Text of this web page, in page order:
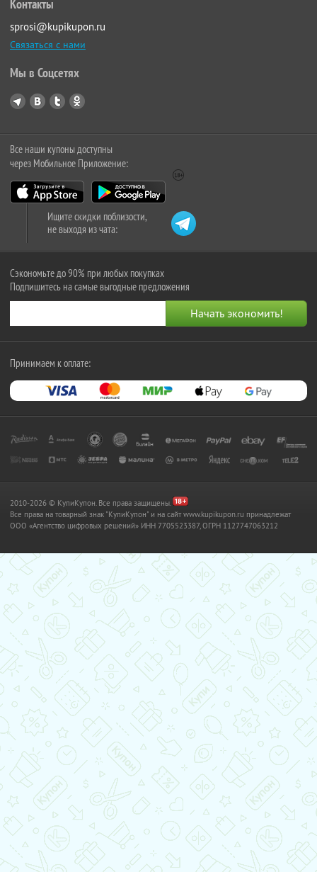
Контакты
sprosi@kupikupon.ru
Связаться с нами
Мы в Соцсетях
Все наши купоны доступны
через Мобильное Приложение:
Ищите скидки поблизости,
не выходя из чата:
Сэкономьте до 90% при любых покупках
Подпишитесь на самые выгодные предложения
Принимаем к оплате:
2010-2026 © КупиКупон. Все права защищены.
Все права на товарный знак "КупиКупон" и на сайт www.kupikupon.ru принадлежат
OOO «Агентство цифровых решений» ИНН 7705523387, ОГРН 1127747063212